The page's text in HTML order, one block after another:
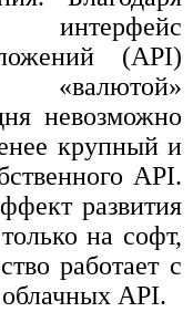
(API)
«валютой»
невозможно
крупный и
API.
развития
на софт,
работает с
API.